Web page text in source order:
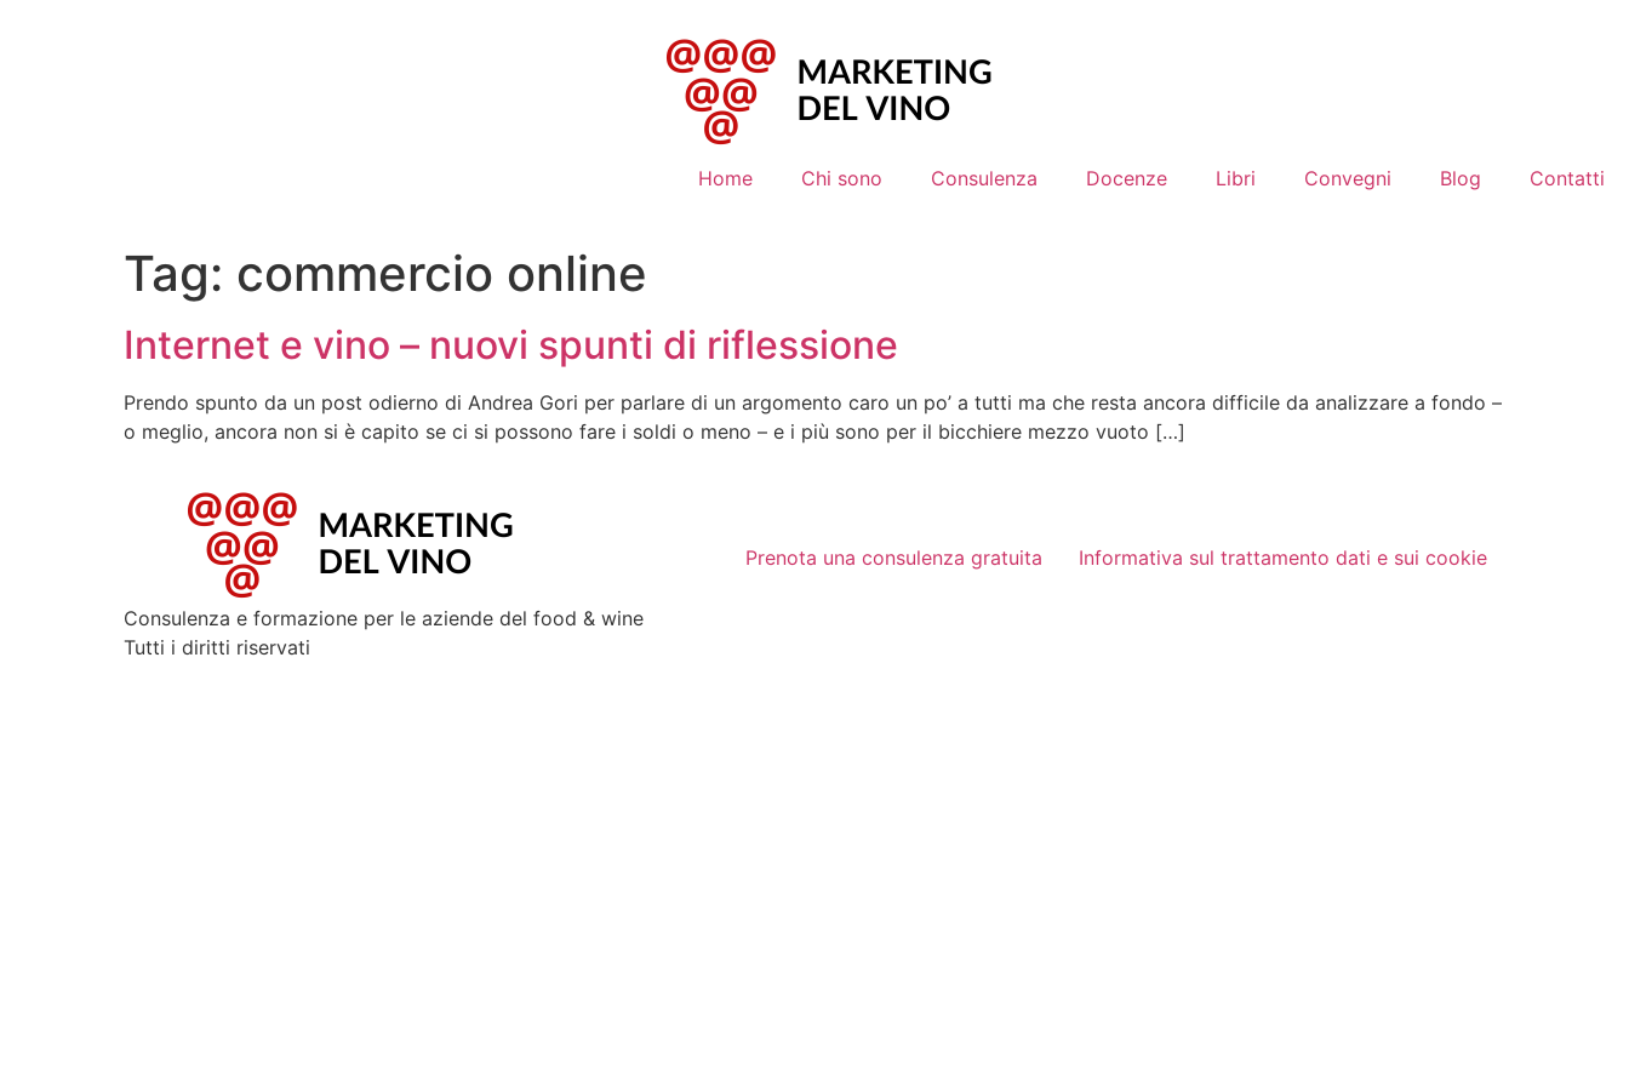
Home Chi sono Consulenza Docenze Libri Convegni Blog Contatti
Tag: commercio online
Internet e vino – nuovi spunti di riflessione
Prendo spunto da un post odierno di Andrea Gori per parlare di un argomento caro un po’ a tutti ma che resta ancora difficile da analizzare a fondo –
o meglio, ancora non si è capito se ci si possono fare i soldi o meno – e i più sono per il bicchiere mezzo vuoto […]
Consulenza e formazione per le aziende del food & wine
Prenota una consulenza gratuita Informativa sul trattamento dati e sui cookie
Tutti i diritti riservati